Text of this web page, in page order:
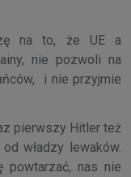
na to, że UE a
nie pozwoli na
i nie przyjmie
pierwszy Hitler też
władzy lewaków.
powtarzać, nas nie